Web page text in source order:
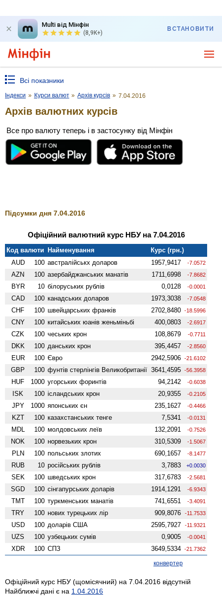
Multi від Мінфін
(8,9K+)
ВСТАНОВИТИ
Всі показники
Індекси » Курси валют » Архів курсів » 7.04.2016
Архів валютних курсів
Все про валюту теперь і в застосунку від Мінфін
Підсумки дня 7.04.2016
Офіційний валютний курс НБУ на 7.04.2016
Код валюти Найменування
Курс (грн.)
AUD
100 австралійськх доларов 1957,9417 -7.0572
AZN 100 азербайджанських манатів 1711,6998 -7.8682
BYR 10 білоруських рублів 0,0128 -0.0001
CAD 100 канадських доларов 1973,3038 -7.0548
CHF 100 швейцарських франків 2702,8480 -18.5996
CNY 100 китайських юанів женьмiньбi 400,0803 -2.6917
CZK 100 чеських крон 108,8679 -0.7711
DKK 100 данських крон 395,4457 -2.8560
EUR 100 Євро 2942,5906 -21.6102
GBP 100 фунтів стерлінгів Велико­британії 3641,4595 -56.3958
HUF 1000 угорських форинтів 94,2142 -0.6038
ISK 100 ісландських крон 20,9355 -0.2105
JPY 1000 японських єн 235,1627 -0.4466
KZT 100 казахстанських тенге 7,5341 -0.0131
MDL 100 молдовських леїв 132,2091 -0.7526
NOK 100 норвезьких крон 310,5309 -1.5067
PLN 100 польських злотих 690,1657 -8.1477
RUB 10 російських рублів 3,7883 +0.0030
SEK 100 шведських крон 317,6783 -2.5681
SGD 100 сінгапурських доларів 1914,1291 -6.9343
TMT 100 туркменських манатів 741,6551 -3.4091
TRY 100 нових турецьких лір 909,8076 -11.7533
USD 100 доларів США 2595,7927 -11.9321
UZS 100 узбецьких сумів 0,9005 -0.0041
XDR 100 СПЗ 3649,5334 -21.7362
конвертер
Офіційний курс НБУ (щомісячний) на 7.04.2016 відсутній
Найближчі дані є на 1.04.2016